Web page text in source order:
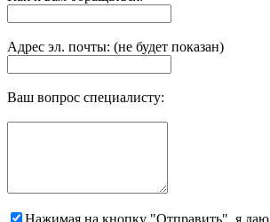
Адрес эл. почты: (не будет показан)
Ваш вопрос специалисту:
Нажимая на кнопку "Отправить", я даю